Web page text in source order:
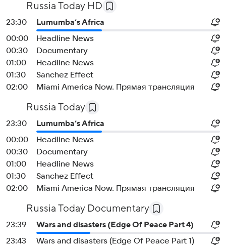
Russia Today HD
23:30
Lumumba’s Africa
00:00
Headline News
00:30
Documentary
01:00
Headline News
01:30
Sanchez Effect
02:00
Miami America Now. Прямая трансляция
Russia Today
23:30
Lumumba’s Africa
00:00
Headline News
00:30
Documentary
01:00
Headline News
01:30
Sanchez Effect
02:00
Miami America Now. Прямая трансляция
Russia Today Documentary
23:39
Wars and disasters (Edge Of Peace Part 4)
23:43
Wars and disasters (Edge Of Peace Part 1)